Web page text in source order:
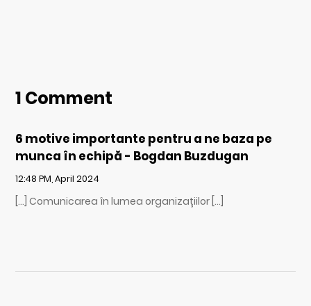
1 Comment
6 motive importante pentru a ne baza pe
munca în echipă - Bogdan Buzdugan
12:48 PM, April 2024
[…] Comunicarea în lumea organizațiilor […]